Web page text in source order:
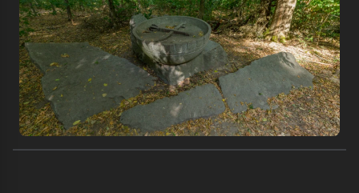
Знайти
Продовжити з email